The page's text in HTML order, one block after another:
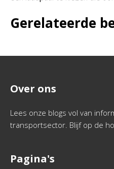
Gerelateerde
Over ons
Lees onze blogs vol van
transportsector. Blijf op de
Pagina's